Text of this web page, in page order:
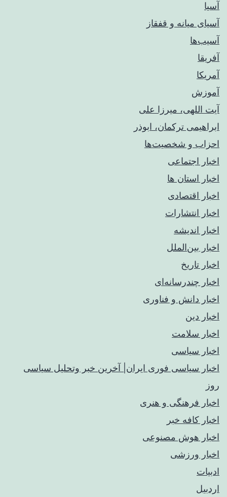
آسیا
آسیای میانه و قفقاز
آسیب‌ها
آفریقا
آمریکا
آموزش
آیت اللهی، میرزا علی
ابراهیمی ترکمان، ابوذر
احزاب و شخصیت‌ها
اخبار اجتماعی
اخبار استان ها
اخبار اقتصادی
اخبار انتشارات
اخبار اندیشه
اخبار بین‌الملل
اخبار تاریخ
اخبار چندرسانه‌ای
اخبار دانش و فناوری
اخبار دین
اخبار سلامت
اخبار سیاسی
اخبار سیاسی فوری ایران| آخرین خبر وتحلیل سیاسی
روز
اخبار فرهنگی و هنری
اخبار کافه خبر
اخبار هوش مصنوعی
اخبار ورزشی
ادبیات
اردبیل